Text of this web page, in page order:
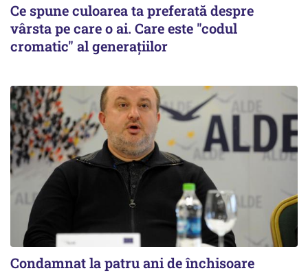
Ce spune culoarea ta preferată despre
vârsta pe care o ai. Care este "codul
cromatic" al generațiilor
Condamnat la patru ani de închisoare